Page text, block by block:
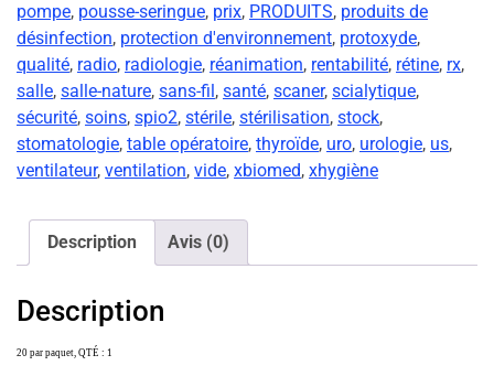
pompe, pousse-seringue, prix, PRODUITS, produits de
désinfection, protection d'environnement, protoxyde,
qualité, radio, radiologie, réanimation, rentabilité, rétine, rx,
salle, salle-nature, sans-fil , santé, scaner, scialytique,
sécurité, soins, spio2, stérile, stérilisation, stock,
stomatologie, table opératoire, thyroïde, uro, urologie, us,
ventilateur, ventilation, vide, xbiomed, xhygiène
Description Avis (0)
Description
20 par paquet, QTÉ : 1